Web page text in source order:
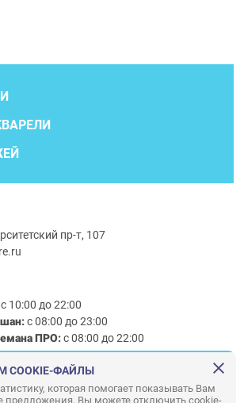
пр-т, 107
с 10:00 до 22:00
с 08:00 до 23:00
ПРО:с 08:00 до 22:00
ТРЦ «Акварель»
ФАЙЛЫ
которая помогает показывать Вам
предложения. Вы можете отключить cookie-